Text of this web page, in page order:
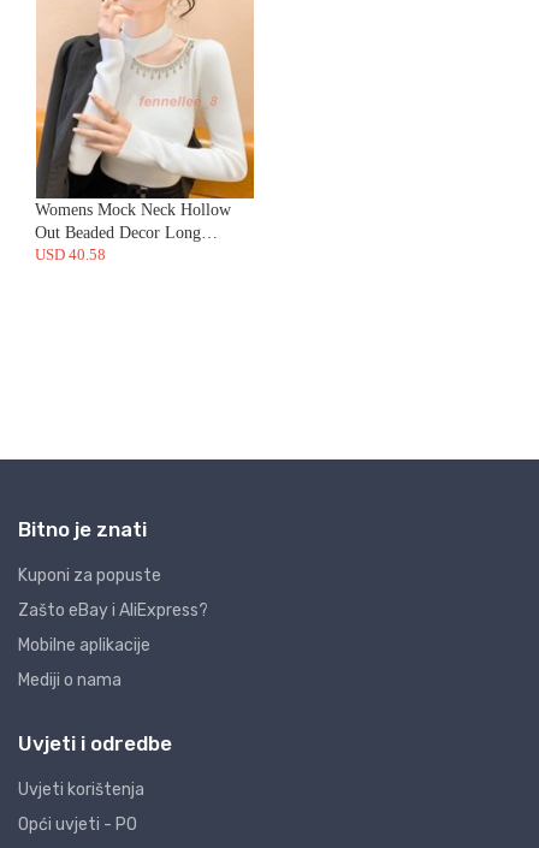
Bitno je znati
Kuponi za popuste
Zašto eBay i AliExpress?
Mobilne aplikacije
Mediji o nama
Uvjeti i odredbe
Uvjeti korištenja
Opći uvjeti - PO